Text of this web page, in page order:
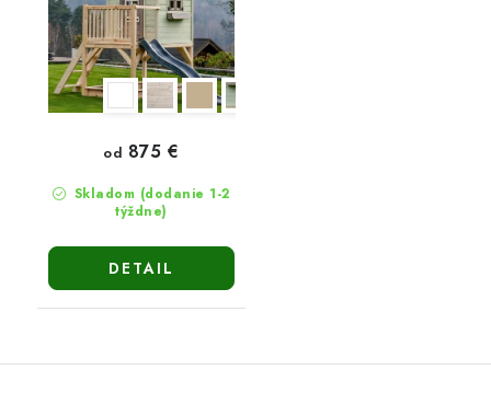
Skladom (dodanie 1-2
týždne)
od 875 €
DETAIL